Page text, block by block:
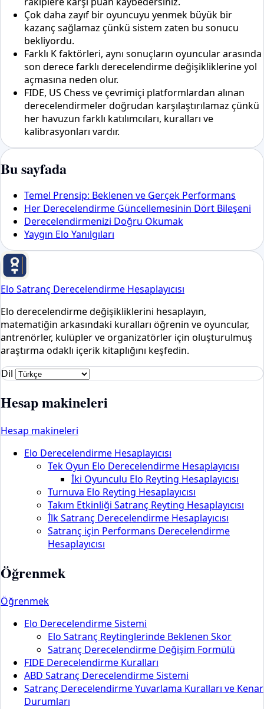
Çok daha zayıf bir oyuncuyu yenmek büyük bir
kazanç sağlamaz çünkü sistem zaten bu sonucu
bekliyordu.
Farklı K faktörleri, aynı sonuçların oyuncular arasında
son derece farklı derecelendirme değişikliklerine yol
açmasına neden olur.
FIDE, US Chess ve çevrimiçi platformlardan alınan
derecelendirmeler doğrudan karşılaştırılamaz çünkü
her havuzun farklı katılımcıları, kuralları ve
kalibrasyonları vardır.
Bu sayfada
Temel Prensip: Beklenen ve Gerçek Performans
Her Derecelendirme Güncellemesinin Dört Bileşeni
Derecelendirmenizi Doğru Okumak
Yaygın Elo Yanılgıları
Elo Satranç Derecelendirme Hesaplayıcısı
Elo derecelendirme değişikliklerini hesaplayın,
matematiğin arkasındaki kuralları öğrenin ve oyuncular,
antrenörler, kulüpler ve organizatörler için oluşturulmuş
araştırma odaklı içerik kitaplığını keşfedin.
Dil
Hesap makineleri
Hesap makineleri
Elo Derecelendirme Hesaplayıcısı
Tek Oyun Elo Derecelendirme Hesaplayıcısı
İki Oyunculu Elo Reyting Hesaplayıcısı
Turnuva Elo Reyting Hesaplayıcısı
Takım Etkinliği Satranç Reyting Hesaplayıcısı
İlk Satranç Derecelendirme Hesaplayıcısı
Satranç için Performans Derecelendirme
Hesaplayıcısı
Öğrenmek
Öğrenmek
Elo Derecelendirme Sistemi
Elo Satranç Reytinglerinde Beklenen Skor
Satranç Derecelendirme Değişim Formülü
FIDE Derecelendirme Kuralları
ABD Satranç Derecelendirme Sistemi
Satranç Derecelendirme Yuvarlama Kuralları ve Kenar
Durumları